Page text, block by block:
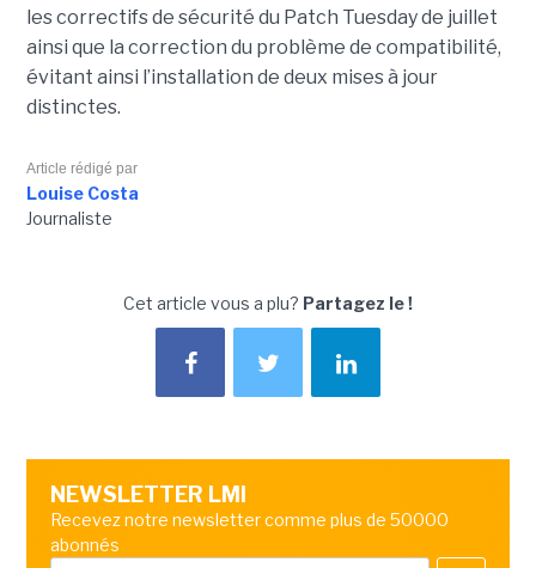
les correctifs de sécurité du Patch Tuesday de juillet
ainsi que la correction du problème de compatibilité,
évitant ainsi l’installation de deux mises à jour
distinctes.
Article rédigé par
Louise Costa
Journaliste
Cet article vous a plu? Partagez le !
NEWSLETTER LMI
Recevez notre newsletter comme plus de 50000
abonnés